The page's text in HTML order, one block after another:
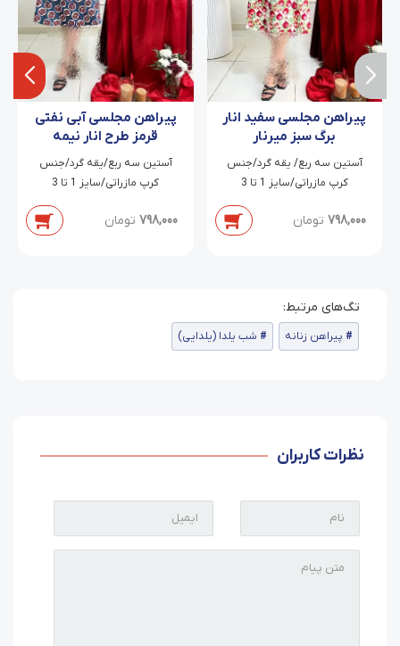
پیراهن مجلسی سفید انار
برگ سبز میرنار
آستین سه ربع/ یقه گرد/جنس
کرپ مازراتی/سایز 1 تا 3
798,000 تومان
پیراهن مجلسی آبی نفتی
قرمز طرح انار نیمه
سالومه
آستین سه ربع/یقه گرد/جنس
کرپ مازراتی/سایز 1 تا 3
798,000 تومان
پیراهن زنانه شب یلدا (یلدایی)
نظرات کاربران